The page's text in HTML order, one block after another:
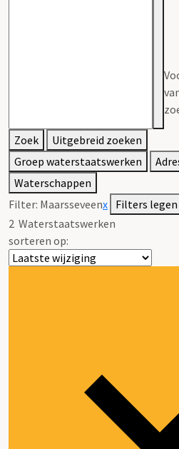
Zoek
Uitgebreid zoeken
Groep waterstaatswerken
Waterschappen
Filter: Maarsseveenx Filters legen
2 Waterstaatswerken
sorteren op: